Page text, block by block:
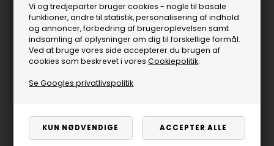
Vi og tredjeparter bruger cookies - nogle til basale
funktioner, andre til statistik, personalisering af indhold
og annoncer, forbedring af brugeroplevelsen samt
indsamling af oplysninger om dig til forskellige formål.
Ved at bruge vores side accepterer du brugen af
cookies som beskrevet i voresCookiepolitik.
Se Googles privatlivspolitik